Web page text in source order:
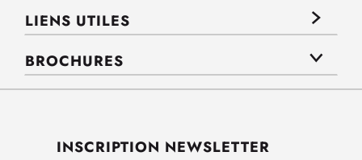
LIENS UTILES
BROCHURES
INSCRIPTION NEWSLETTER